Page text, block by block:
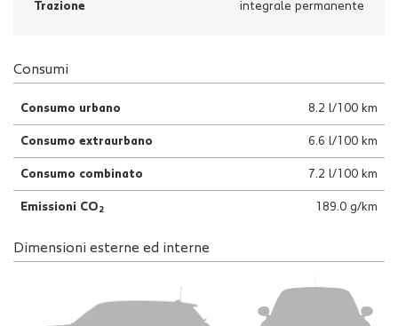
Trazione integrale permanente
Consumi
Consumo urbano 8.2 l/100 km
Consumo extraurbano 6.6 l/100 km
Consumo combinato 7.2 l/100 km
Emissioni CO 2 189.0 g/km
Dimensioni esterne ed interne